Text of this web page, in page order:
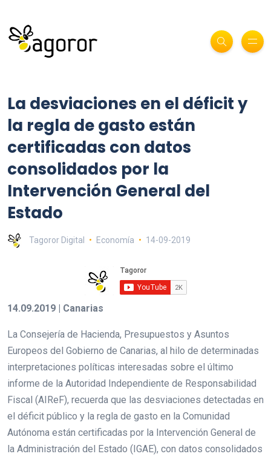
La desviaciones en el déficit y
la regla de gasto están
certificadas con datos
consolidados por la
Intervención General del
Estado
Tagoror Digital Economía 14-09-2019
14.09.2019 | Canarias
La Consejería de Hacienda, Presupuestos y Asuntos
Europeos del Gobierno de Canarias, al hilo de determinadas
interpretaciones políticas interesadas sobre el último
informe de la Autoridad Independiente de Responsabilidad
Fiscal (AIReF), recuerda que las desviaciones detectadas en
el déficit público y la regla de gasto en la Comunidad
Autónoma están certificadas por la Intervención General de
la Administración del Estado (IGAE), con datos consolidados